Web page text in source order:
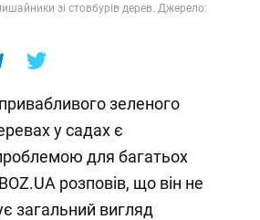
зі стовбурів дерев. Джерело:
зеленого
у садах є
для багатьох
розповів, що він не
загальний вигляд